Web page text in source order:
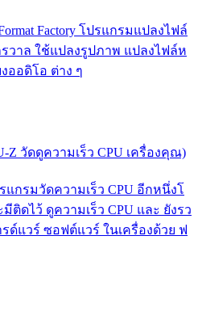
Factory โปรแกรมแปลงไฟล์
วาล ใช้แปลงรูปภาพ แปลงไฟล์ห
ออดิโอ ต่าง ๆ
Z วัดดูความเร็ว CPU เครื่องคุณ)
แกรมวัดความเร็ว CPU อีกหนึ่งโ
ดไว้ ดูความเร็ว CPU และ ยังรว
ด์แวร์ ซอฟต์แวร์ ในเครื่องด้วย ฟ